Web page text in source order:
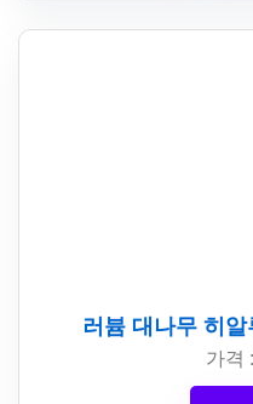
러븀 대나무 히
가격